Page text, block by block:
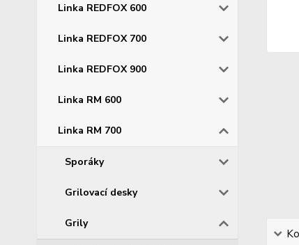
Linka REDFOX 600
Linka REDFOX 700
Linka REDFOX 900
Linka RM 600
Linka RM 700
Sporáky
Grilovací desky
Grily